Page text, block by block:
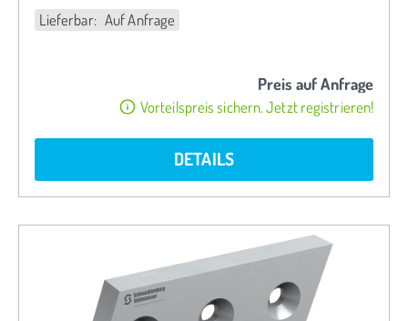
Lieferbar: Auf Anfrage
Preis auf Anfrage
Vorteilspreis sichern. Jetzt registrieren!
DETAILS